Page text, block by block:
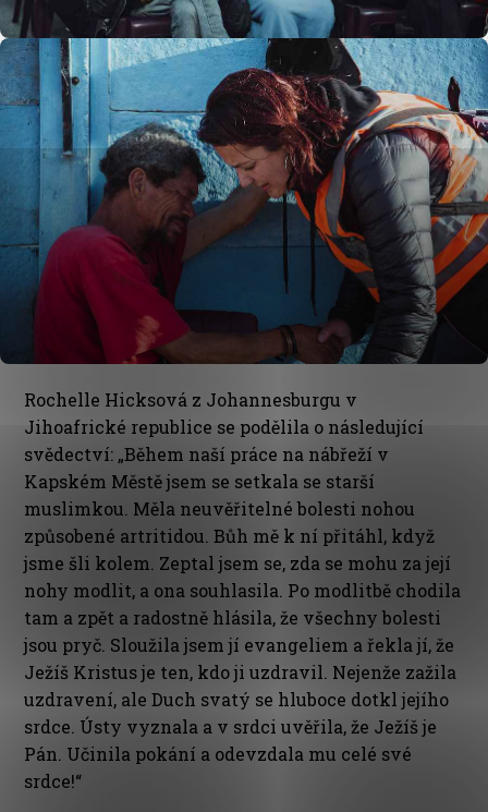
Rochelle Hicksová z Johannesburgu v
Jihoafrické republice se podělila o následující
svědectví: „Během naší práce na nábřeží v
Kapském Městě jsem se setkala se starší
muslimkou. Měla neuvěřitelné bolesti nohou
způsobené artritidou. Bůh mě k ní přitáhl, když
jsme šli kolem. Zeptal jsem se, zda se mohu za její
nohy modlit, a ona souhlasila. Po modlitbě chodila
tam a zpět a radostně hlásila, že všechny bolesti
jsou pryč. Sloužila jsem jí evangeliem a řekla jí, že
Ježíš Kristus je ten, kdo ji uzdravil. Nejenže zažila
uzdravení, ale Duch svatý se hluboce dotkl jejího
srdce. Ústy vyznala a v srdci uvěřila, že Ježíš je
Pán. Učinila pokání a odevzdala mu celé své
srdce!“